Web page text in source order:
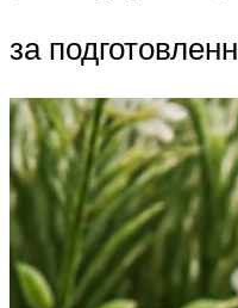
за